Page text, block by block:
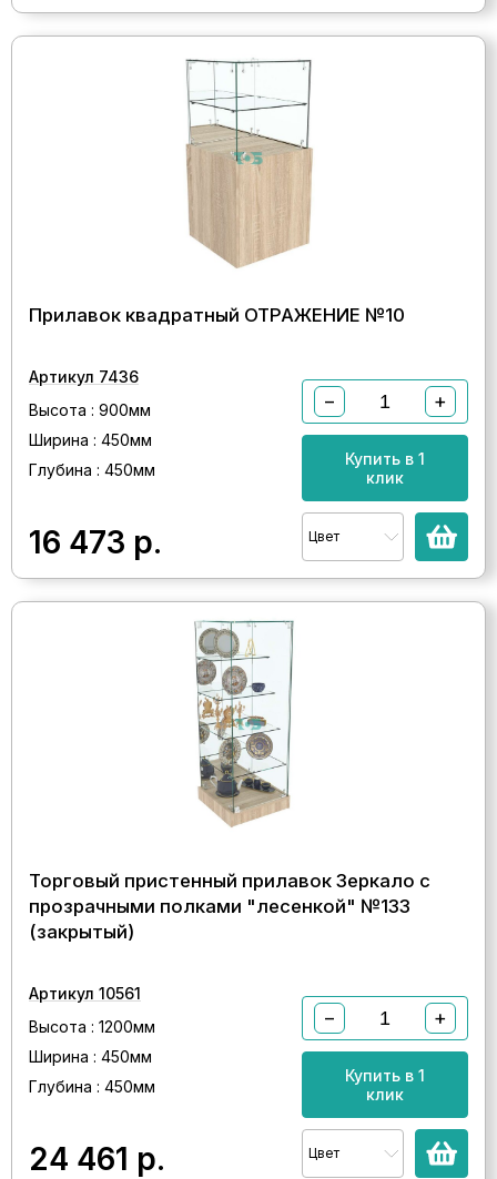
Прилавок квадратный ОТРАЖЕНИЕ №10
Артикул 7436
Высота : 900мм
Ширина : 450мм
Глубина : 450мм
16 473 р.
− +
Купить в 1
клик
Цвет
Торговый пристенный прилавок Зеркало с
прозрачными полками "лесенкой" №133
(закрытый)
Артикул 10561
Высота : 1200мм
Ширина : 450мм
Глубина : 450мм
24 461 р.
− +
Купить в 1
клик
Цвет